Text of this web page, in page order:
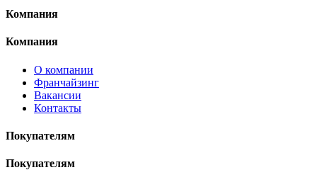
Компания
Компания
О компании
Франчайзинг
Вакансии
Контакты
Покупателям
Покупателям